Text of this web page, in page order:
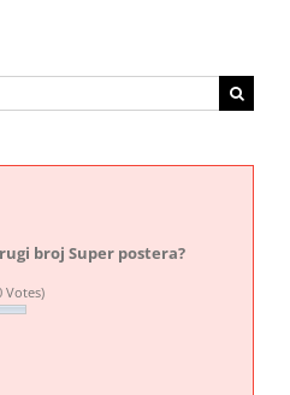
broj Super postera?
Votes)